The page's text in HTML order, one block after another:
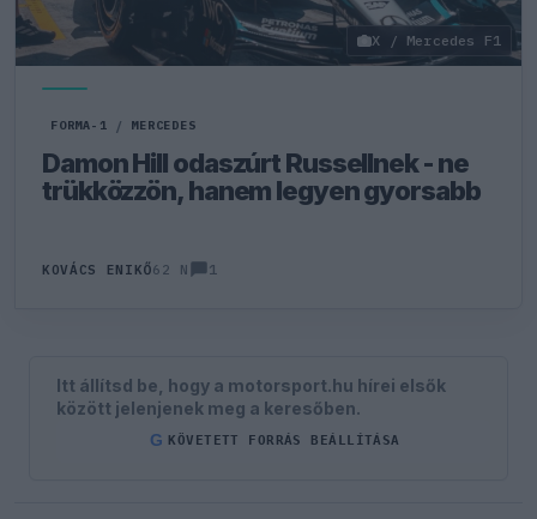
X / Mercedes F1
FORMA-1 / MERCEDES
Damon Hill odaszúrt Russellnek - ne
trükközzön, hanem legyen gyorsabb
KOVÁCS ENIKŐ62 N 1
Itt állítsd be, hogy a motorsport.hu hírei elsők
között jelenjenek meg a keresőben.
G KÖVETETT FORRÁS BEÁLLÍTÁSA